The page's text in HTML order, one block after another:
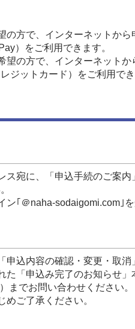
方で、インターネットか
）をご利用できます。
の方で、インターネット
ジットカード）をご利用でき
宛に、「申込手続のご案
｢＠naha-sodaigomi.com｣
込内容の確認・変更・取消
「申込み完了のお知らせ」
までお問い合わせください。
ご了承ください。